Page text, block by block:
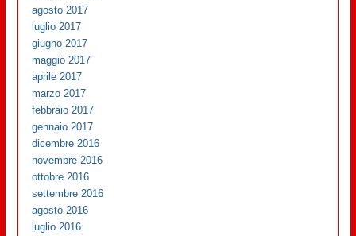
agosto 2017
luglio 2017
giugno 2017
maggio 2017
aprile 2017
marzo 2017
febbraio 2017
gennaio 2017
dicembre 2016
novembre 2016
ottobre 2016
settembre 2016
agosto 2016
luglio 2016